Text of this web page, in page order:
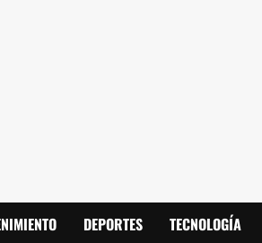
DEPORTES TECNOLOGÍA